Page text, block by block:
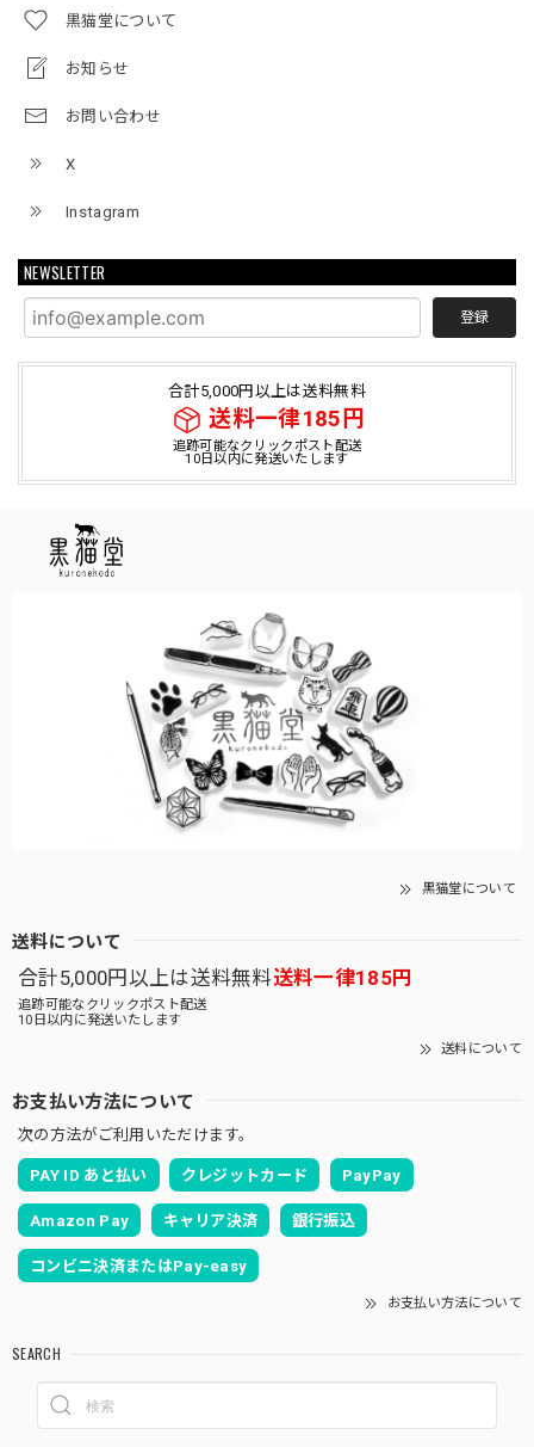
黒猫堂について
お知らせ
お問い合わせ
X
Instagram
NEWSLETTER
登録
合計5,000円以上は送料無料
送料一律185円
追跡可能なクリックポスト配送
10日以内に発送いたします
黒猫堂について
送料について
合計5,000円以上は送料無料送料一律185円
追跡可能なクリックポスト配送
10日以内に発送いたします
送料について
お支払い方法について
次の方法がご利用いただけます。
PAY ID あと払い クレジットカード PayPay
Amazon Pay キャリア決済 銀行振込
コンビニ決済またはPay-easy
お支払い方法について
SEARCH